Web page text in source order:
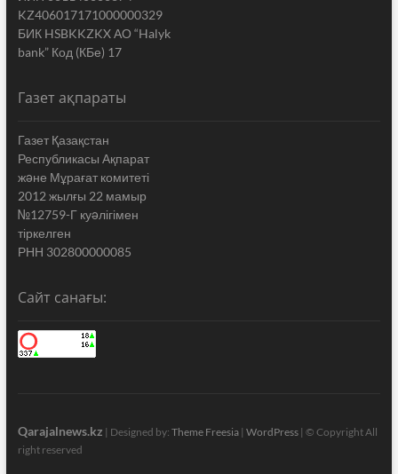
KZ406017171000000329
БИК HSBKKZKX АО “Halyk
bank” Код (КБе) 17
Газет ақпараты
Газет Қазақстан
Республикасы Ақпарат
жəне Мұрағат комитеті
2012 жылғы 22 мамыр
№12759-Г куəлігімен
тіркелген
РНН 302800000085
Сайт санағы:
Qarajalnews.kz | Designed by: Theme Freesia| WordPress| © Copyright All
right reserved